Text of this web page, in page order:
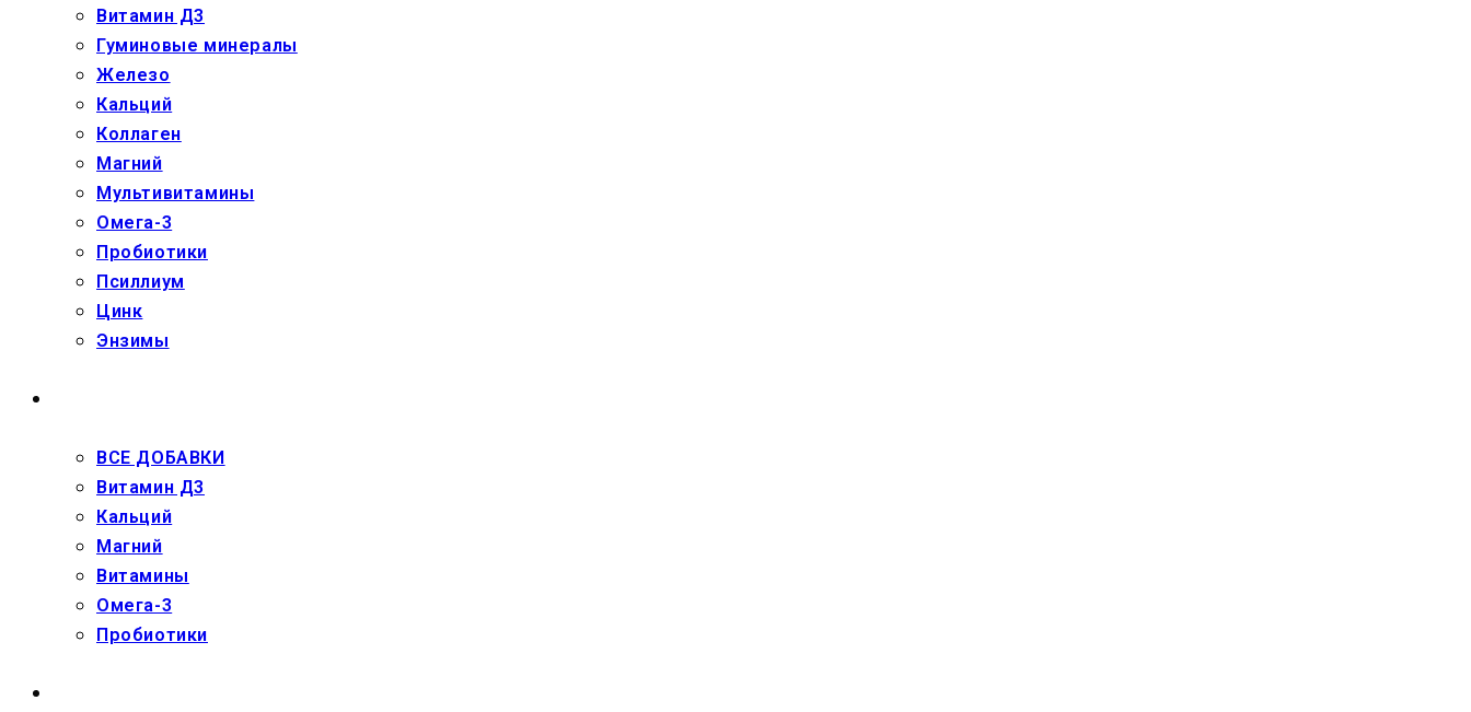
Витамин Д3
Гуминовые минералы
Железо
Кальций
Коллаген
Магний
Мультивитамины
Омега-3
Пробиотики
Псиллиум
Цинк
Энзимы
ВСЕ ДОБАВКИ
Витамин Д3
Кальций
Магний
Витамины
Омега-3
Пробиотики